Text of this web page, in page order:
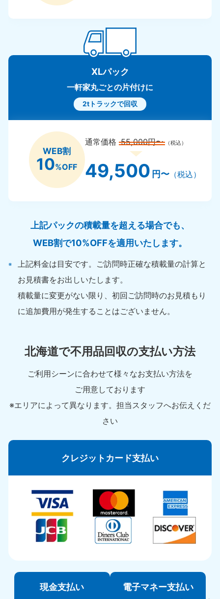
XLパック
一軒家丸ごとの片付けに
2tトラックで回収
WEB割
10%OFF
通常価格55,000円〜 （税込）
49,500 円〜（税込）
上記パックの積載量を超える場合でも、
WEB割で10%OFFを適用いたします。
上記料金は目安です。ご訪問時正確な積載量の計算と
お見積書をお出しいたします。
積載量に変更がない限り、初回ご訪問時のお見積もり
に追加費用が発生することはございません。
北海道で不用品回収の支払い方法
ご利用シーンに合わせて様々なお支払い方法を
ご用意しております
※エリアによって異なります。担当スタッフへお伝えくだ
さい
クレジットカード支払い
現金支払い 電子マネー支払い